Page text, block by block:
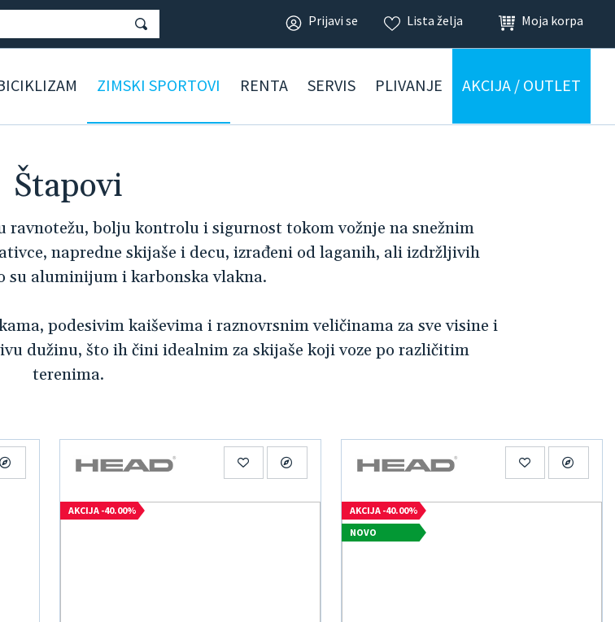
Prijavi se Lista želja Moja korpa
ZIMSKI SPORTOVI RENTA SERVIS PLIVANJE AKCIJA / OUTLET
Štapovi
bolju kontrolu i sigurnost tokom vožnje na snežnim
napredne skijaše i decu, izrađeni od laganih, ali izdržljivih
su aluminijum i karbonska vlakna.
podesivim kaiševima i raznovrsnim veličinama za sve visine i
dužinu, što ih čini idealnim za skijaše koji voze po različitim
terenima.
AKCIJA -40.00%
AKCIJA -40.00%
NOVO